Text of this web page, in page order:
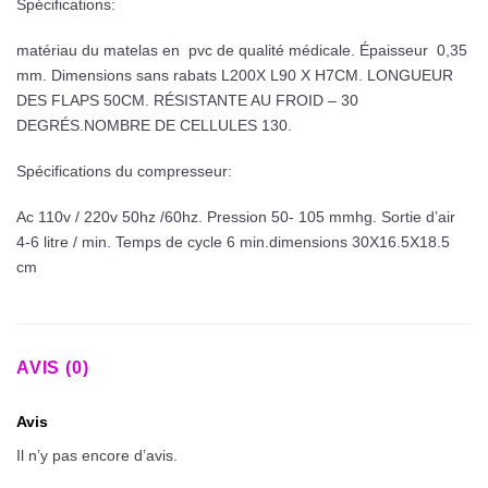
Spécifications:
matériau du matelas en pvc de qualité médicale. Épaisseur 0,35
mm. Dimensions sans rabats L200X L90 X H7CM. LONGUEUR
DES FLAPS 50CM. RÉSISTANTE AU FROID – 30
DEGRÉS.NOMBRE DE CELLULES 130.
Spécifications du compresseur:
Ac 110v / 220v 50hz /60hz. Pression 50- 105 mmhg. Sortie d’air
4-6 litre / min. Temps de cycle 6 min.dimensions 30X16.5X18.5
cm
AVIS (0)
Avis
Il n’y pas encore d’avis.